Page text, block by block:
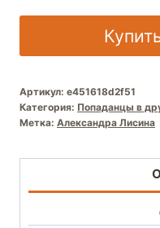
Артикул: e451618d2f51
Категория: Попаданцы в
Метка: Александра Лисина